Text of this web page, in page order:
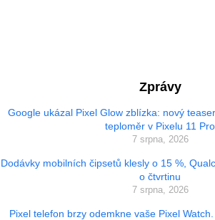
Zprávy
Google ukázal Pixel Glow zblízka: nový
teploměr v Pixelu 11 Pro
7 srpna, 2026
Dodávky mobilních čipsetů klesly o 15 %,
o čtvrtinu
7 srpna, 2026
Pixel telefon brzy odemkne vaše Pixel